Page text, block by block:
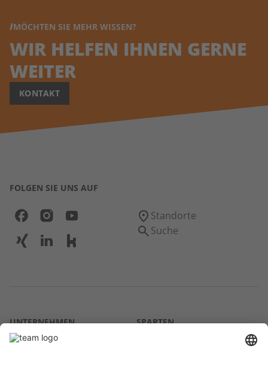
MÖCHTEN SIE MEHR WISSEN?
WIR HELFEN IHNEN GERNE
WEITER
KONTAKT
FOLGEN SIE UNS AUF
Standorte
Suche
UNTERNEHMEN
Über uns
SPARTEN